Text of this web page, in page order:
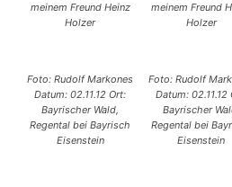
meinem Freund Heinz
Holzer
meinem Freund
Holzer
Foto: Rudolf Markones
Datum: 02.11.12 Ort:
Bayrischer Wald,
Regental bei Bayrisch
Eisenstein
Foto: Rudolf
Datum: 02.11.12
Bayrischer
Regental bei
Eisenstein